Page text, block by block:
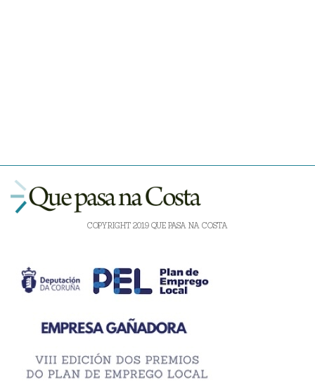
COPYRIGHT 2019 QUE PASA NA COSTA